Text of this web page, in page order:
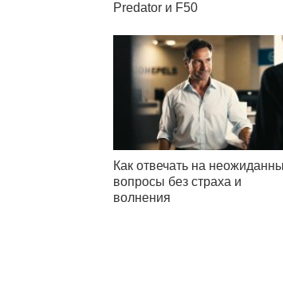
Predator и F50
Как отвечать на
вопросы без страха и
волнения